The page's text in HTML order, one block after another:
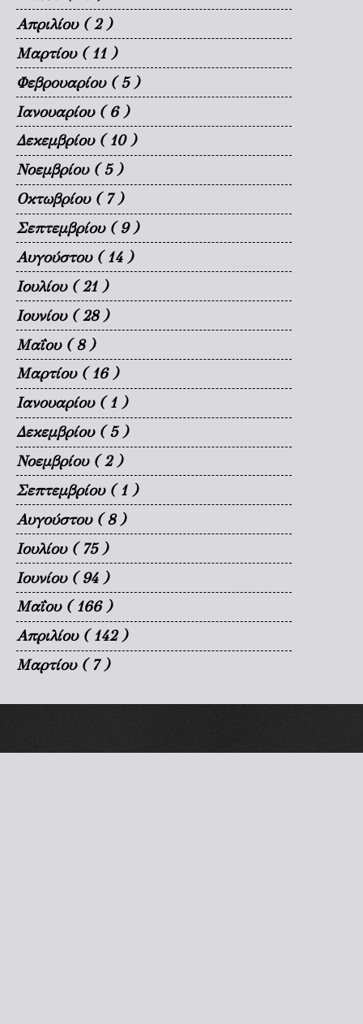
Απριλίου ( 2 )
Μαρτίου ( 11 )
Φεβρουαρίου ( 5 )
Ιανουαρίου ( 6 )
Δεκεμβρίου ( 10 )
Νοεμβρίου ( 5 )
Οκτωβρίου ( 7 )
Σεπτεμβρίου ( 9 )
Αυγούστου ( 14 )
Ιουλίου ( 21 )
Ιουνίου ( 28 )
Μαΐου ( 8 )
Μαρτίου ( 16 )
Ιανουαρίου ( 1 )
Δεκεμβρίου ( 5 )
Νοεμβρίου ( 2 )
Σεπτεμβρίου ( 1 )
Αυγούστου ( 8 )
Ιουλίου ( 75 )
Ιουνίου ( 94 )
Μαΐου ( 166 )
Απριλίου ( 142 )
Μαρτίου ( 7 )